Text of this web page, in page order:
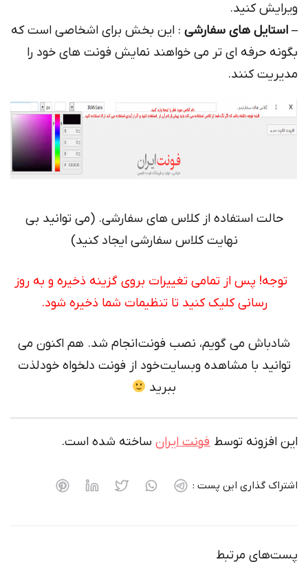
ویرایش کنید.
– استایل های سفارشی : این بخش برای اشخاصی است که
بگونه حرفه ای تر می خواهند نمایش فونت های خود را
مدیریت کنند.
حالت استفاده از کلاس های سفارشی. (می توانید بی
نهایت کلاس سفارشی ایجاد کنید)
توجه! پس از تمامی تغییرات بروی گزینه ذخیره و به روز
رسانی کلیک کنید تا تنظیمات شما ذخیره شود.
شادباش می گویم، نصب فونت انجام شد. هم اکنون می
توانید با مشاهده وبسایت خود از فونت دلخواه خود لذت
ببرید
این افزونه توسط فونت ایران ساخته شده است.
اشتراک گذاری این پست :
پست‌های مرتبط